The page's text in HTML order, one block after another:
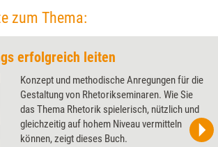
zum Thema:
erfolgreich leiten
Konzept und methodische Anregungen für die
Gestaltung von Rhetorikseminaren. Wie Sie
das Thema Rhetorik spielerisch, nützlich und
gleichzeitig auf hohem Niveau vermitteln
können, zeigt dieses Buch.